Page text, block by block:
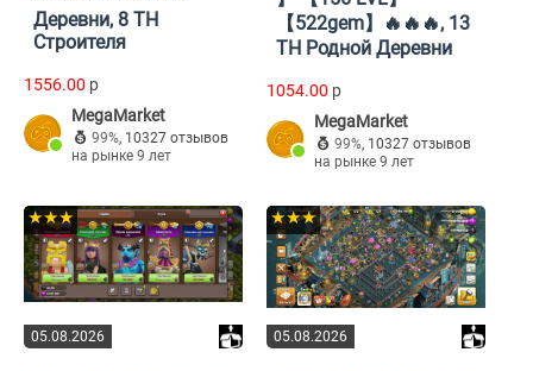
Деревни, 8 TH
Строителя
1556.00 p
MegaMarket
99%, 10327 отзывов
на рынке 9 лет
【522gem】🔥🔥🔥, 13
TH Родной Деревни
1054.00 p
MegaMarket
99%, 10327 отзывов
на рынке 9 лет
05.08.2026
★★★
05.08.2026
★★★